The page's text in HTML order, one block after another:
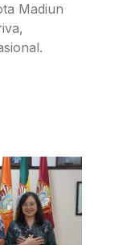
Madiun